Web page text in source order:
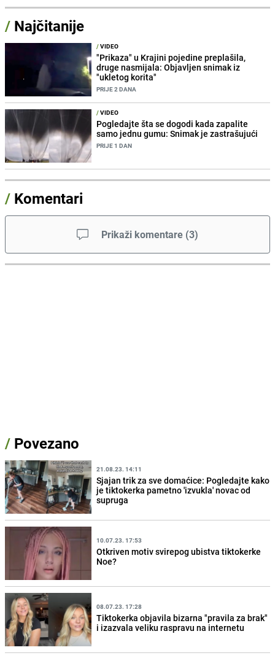
/ Najčitanije
/VIDEO
"Prikaza" u Krajini pojedine preplašila,
druge nasmijala: Objavljen snimak iz
"ukletog korita"
PRIJE 2 DANA
/VIDEO
Pogledajte šta se dogodi kada zapalite
samo jednu gumu: Snimak je zastrašujući
PRIJE 1 DAN
/ Komentari
Prikaži komentare (3)
/ Povezano
21.08.23. 14:11
Sjajan trik za sve domaćice: Pogledajte kako
je tiktokerka pametno 'izvukla' novac od
supruga
10.07.23. 17:53
Otkriven motiv svirepog ubistva tiktokerke
Noe?
08.07.23. 17:28
Tiktokerka objavila bizarna "pravila za brak"
i izazvala veliku raspravu na internetu